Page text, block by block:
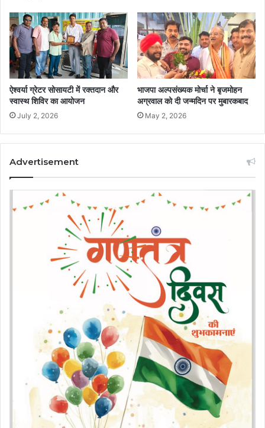
ऐश्वर्या ग्रेटर सोसायटी में रक्तदान और
स्वास्थ शिविर का आयोजन
July 2, 2026
भाजपा अल्पसंख्यक मोर्चा ने बृजमोहन
अग्रवाल को दी जन्मदिन पर मुबारकबाद
May 2, 2026
Advertisement